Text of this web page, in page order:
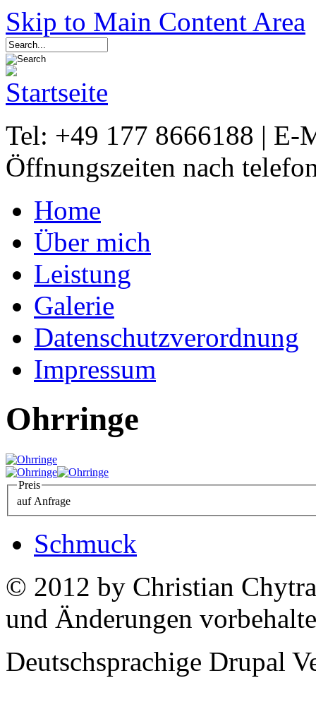
Skip to Main Content Area
Tel: +49 177 8666188 |
Öffnungszeiten nach
Home
Über mich
Leistung
Galerie
Datenschutzverordnung
Impressum
Ohrringe
Preis
auf Anfrage
Schmuck
© 2012 by Christian
und Änderungen
Deutschsprachige Drupal